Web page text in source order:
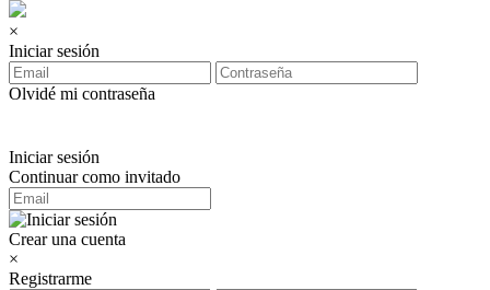
×
Iniciar sesión
Olvidé mi contraseña
Iniciar sesión
Continuar como invitado
Crear una cuenta
×
Registrarme